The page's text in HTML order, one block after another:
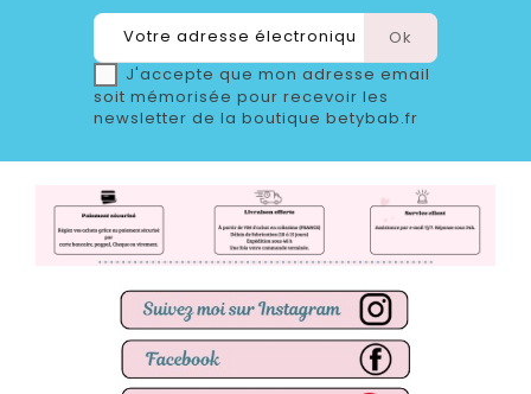
J'accepte que mon adresse email
soit mémorisée pour recevoir les
newsletter de la boutique betybab.fr